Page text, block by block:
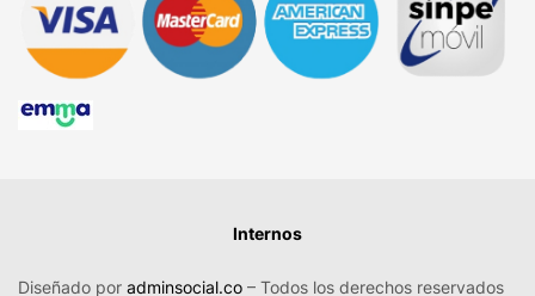
Diseñado por adminsocial.co – Todos los derechos reservados
Internos